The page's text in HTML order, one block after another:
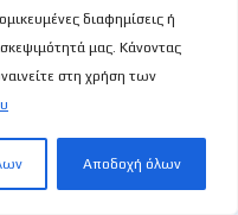
διαφημίσεις ή
μας. Κάνοντας
στη χρήση των
Αποδοχή όλων